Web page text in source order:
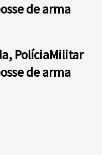
de arma
PolíciaMilitar
de arma